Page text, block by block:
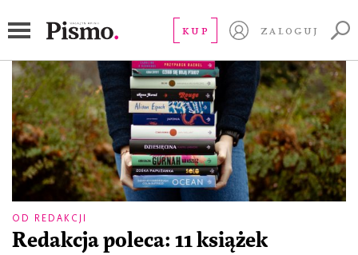
KUP ZALOGUJ
Święta Bożego Narodzenia
OD REDAKCJI
Redakcja poleca: 11 książek